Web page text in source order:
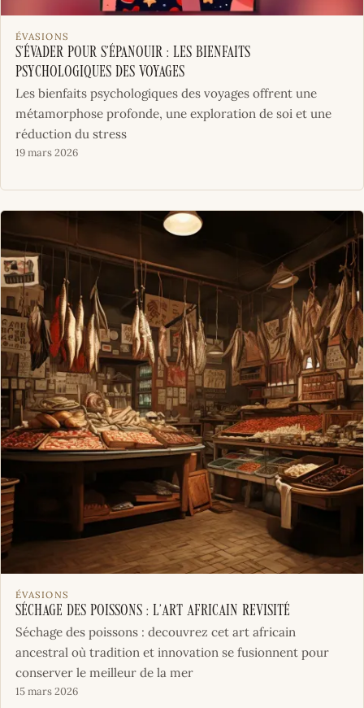
ÉVASIONS
S’évader pour s’épanouir : Les bienfaits
psychologiques des voyages
Les bienfaits psychologiques des voyages offrent une
métamorphose profonde, une exploration de soi et une
réduction du stress
19 mars 2026
ÉVASIONS
Séchage des poissons : l’art africain revisité
Séchage des poissons : decouvrez cet art africain
ancestral où tradition et innovation se fusionnent pour
conserver le meilleur de la mer
15 mars 2026